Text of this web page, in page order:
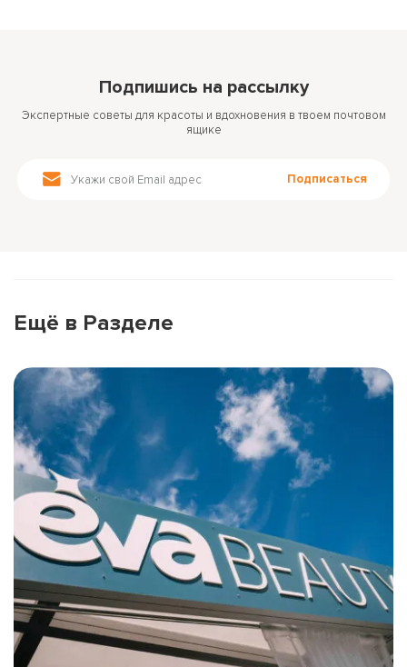
Подпишись на рассылку
Подписаться
Экспертные советы для красоты и вдохновения в твоем почтовом
ящике
Ещё в Разделе